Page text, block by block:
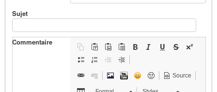
Sujet
Commentaire
Source